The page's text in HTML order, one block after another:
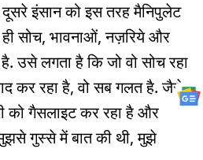
इंसान को इस तरह मैनिपुलेट
सोच, भावनाओं, नज़रिये और
उसे लगता है कि जो वो सोच रहा
कर रहा है, वो सब गलत है. जैसे
को गैसलाइट कर रहा है और
गुस्से में बात की थी, मुझे